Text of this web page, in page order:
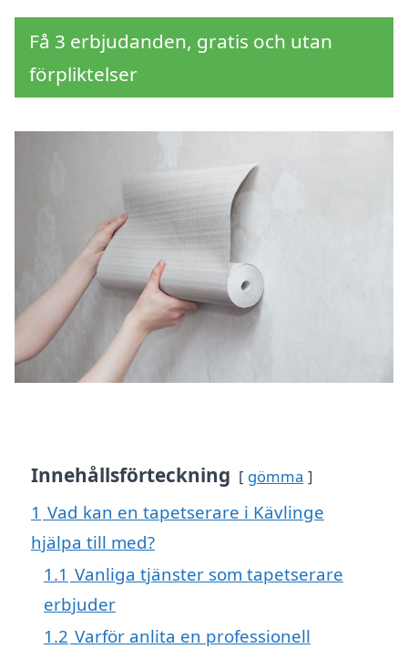
Få 3 erbjudanden, gratis och utan
förpliktelser
Innehållsförteckning gömma
1 Vad kan en tapetserare i Kävlinge
hjälpa till med?
1.1 Vanliga tjänster som tapetserare
erbjuder
1.2 Varför anlita en professionell